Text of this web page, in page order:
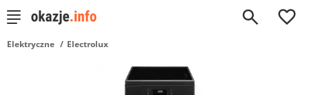
0
Elektryczne Electrolux